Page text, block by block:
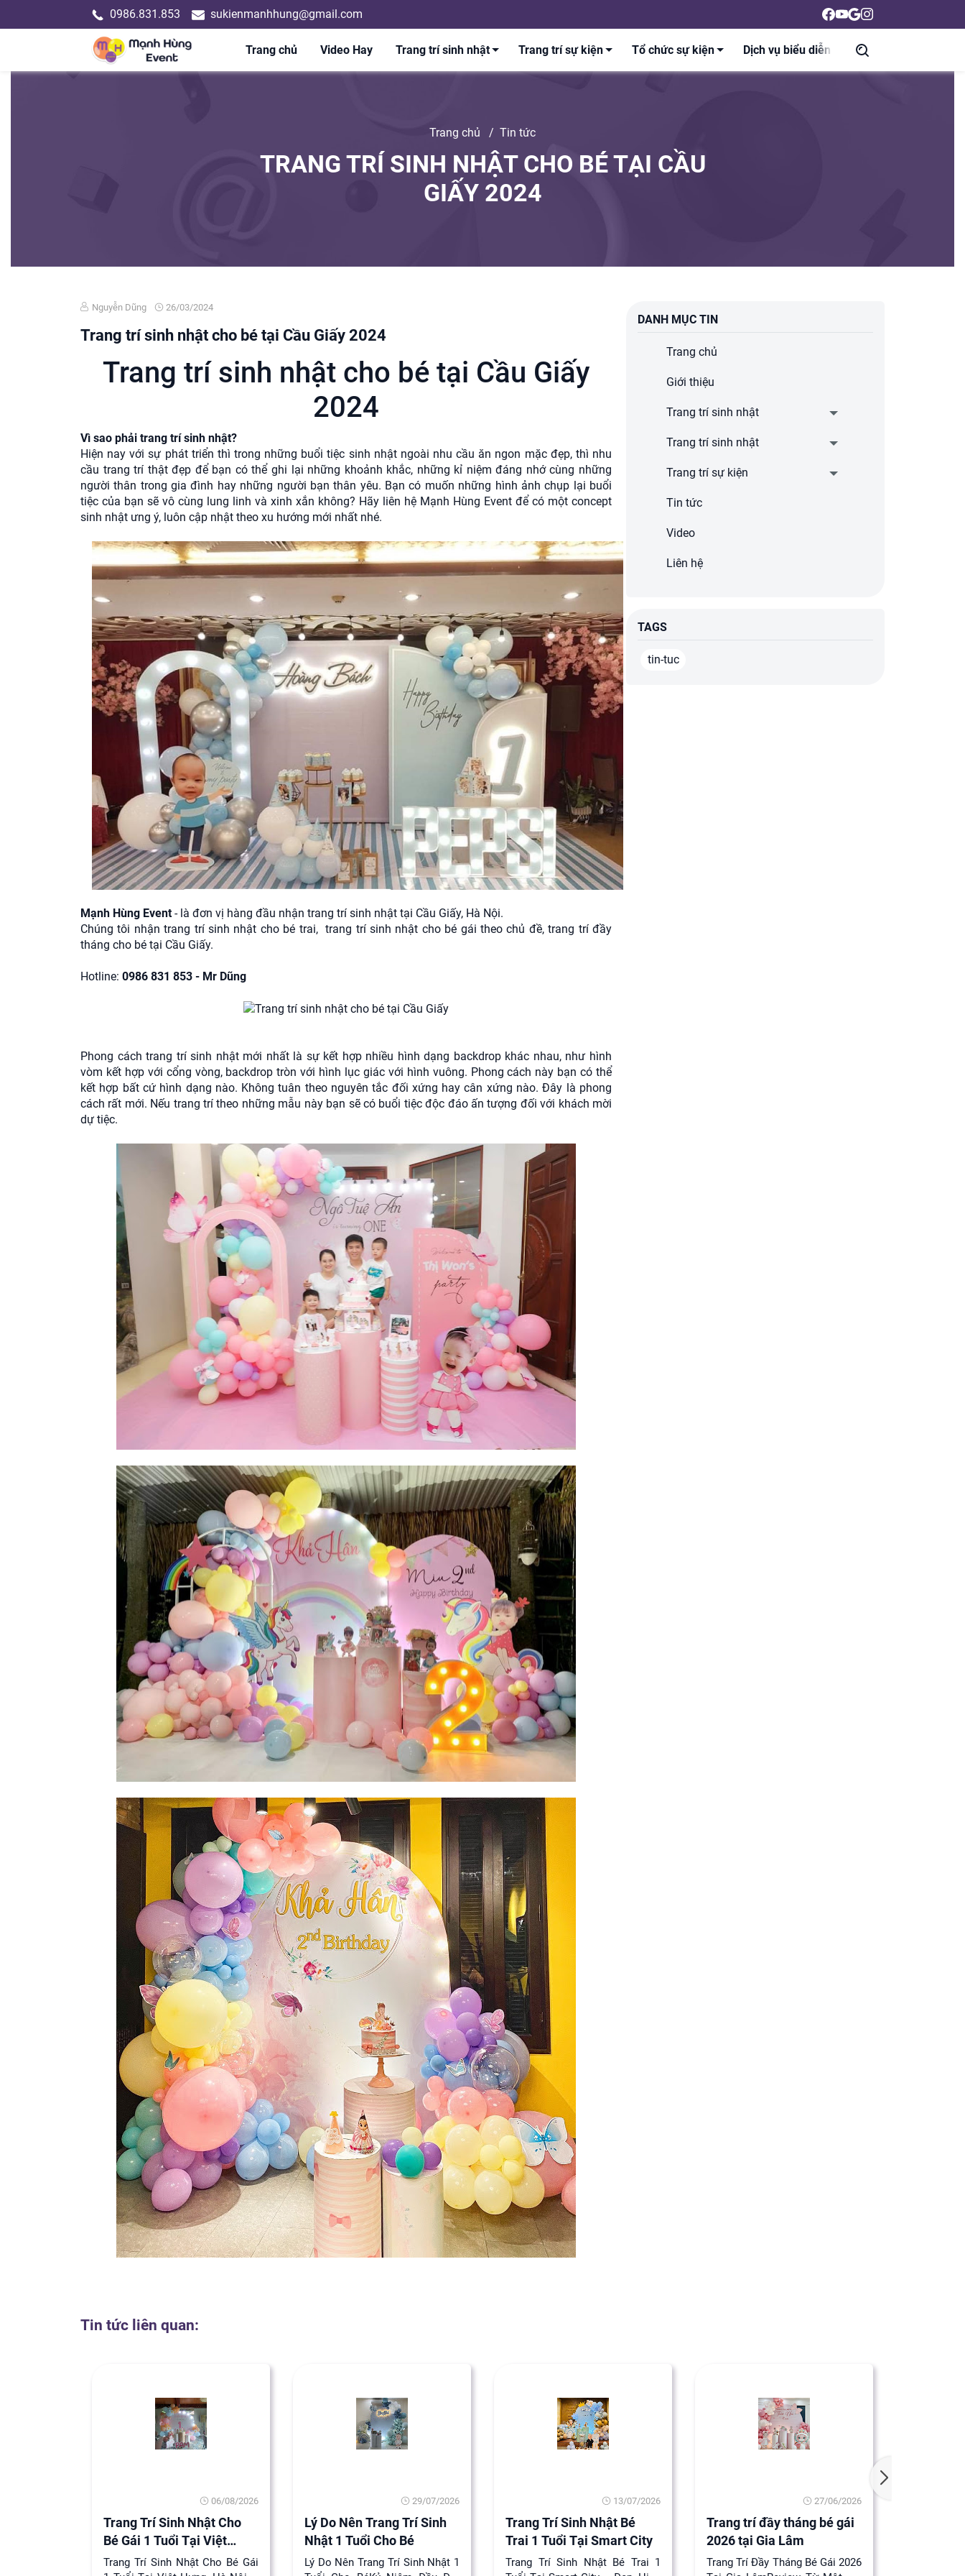
0986.831.853 sukienmanhhung@gmail.com
Trang chủ Video Hay Trang trí sinh nhật Trang trí sự kiện Tổ chức sự kiện Dịch vụ biểu diễn Liên hệ
Trang chủ / Tin tức
TRANG TRÍ SINH NHẬT CHO BÉ TẠI CẦU
GIẤY 2024
Nguyễn Dũng 26/03/2024
Trang trí sinh nhật cho bé tại Cầu Giấy 2024
Trang trí sinh nhật cho bé tại Cầu Giấy
2024
Vì sao phải trang trí sinh nhật?
Hiện nay với sự phát triển thì trong những buổi tiệc sinh nhật ngoài nhu cầu ăn ngon mặc đẹp, thì nhu
cầu trang trí thật đẹp để bạn có thể ghi lại những khoảnh khắc, những kỉ niệm đáng nhớ cùng những
người thân trong gia đình hay những người bạn thân yêu. Bạn có muốn những hình ảnh chụp lại buổi
tiệc của bạn sẽ vô cùng lung linh và xinh xắn không? Hãy liên hệ Mạnh Hùng Event để có một concept
sinh nhật ưng ý, luôn cập nhật theo xu hướng mới nhất nhé.
Mạnh Hùng Event- là đơn vị hàng đầu nhận trang trí sinh nhật tại Cầu Giấy, Hà Nội.
Chúng tôi nhận trang trí sinh nhật cho bé trai, trang trí sinh nhật cho bé gái theo chủ đề, trang trí đầy
tháng cho bé tại Cầu Giấy.
Hotline: 0986 831 853 - Mr Dũng
Phong cách trang trí sinh nhật mới nhất là sự kết hợp nhiều hình dạng backdrop khác nhau, như hình
vòm kết hợp với cổng vòng, backdrop tròn với hình lục giác với hình vuông. Phong cách này bạn có thể
kết hợp bất cứ hình dạng nào. Không tuân theo nguyên tắc đối xứng hay cân xứng nào. Đây là phong
cách rất mới. Nếu trang trí theo những mẫu này bạn sẽ có buổi tiệc độc đáo ấn tượng đối với khách mời
dự tiệc.
DANH MỤC TIN
Trang chủ
Giới thiệu
Trang trí sinh nhật
Trang trí sinh nhật
Trang trí sự kiện
Tin tức
Video
Liên hệ
TAGS
tin-tuc
Tin tức liên quan:
06/08/2026
Trang Trí Sinh Nhật Cho
Bé Gái 1 Tuổi Tại Việt
Hưng
Trang Trí Sinh Nhật Cho Bé Gái
29/07/2026
Lý Do Nên Trang Trí Sinh
Nhật 1 Tuổi Cho Bé
Lý Do Nên Trang Trí Sinh Nhật 1
13/07/2026
Trang Trí Sinh Nhật Bé
Trai 1 Tuổi Tại Smart City
Trang Trí Sinh Nhật Bé Trai 1
27/06/2026
Trang trí đầy tháng bé gái
2026 tại Gia Lâm
Trang Trí Đầy Tháng Bé Gái 2026